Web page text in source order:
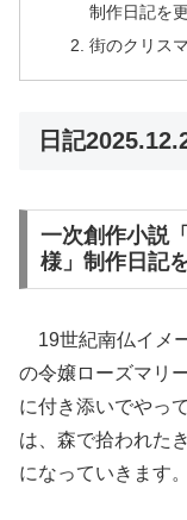
制作日記を
街のクリス
日記
一次創作小説
様」制作日記
19世紀南仏イメ
の令嬢ローズマリ
に付き添いでやっ
は、森で拾われた
になっていきます。